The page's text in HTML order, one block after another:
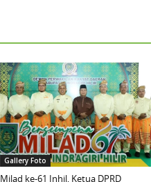
Gallery Foto
Milad ke-61 Inhil, Ketua DPRD